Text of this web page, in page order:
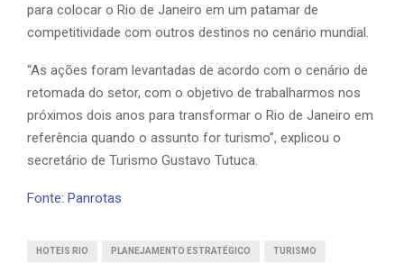
para colocar o Rio de Janeiro em um patamar de
competitividade com outros destinos no cenário mundial.
“As ações foram levantadas de acordo com o cenário de
retomada do setor, com o objetivo de trabalharmos nos
próximos dois anos para transformar o Rio de Janeiro em
referência quando o assunto for turismo”, explicou o
secretário de Turismo Gustavo Tutuca.
Fonte: Panrotas
HOTEIS RIO PLANEJAMENTO ESTRATÉGICO TURISMO